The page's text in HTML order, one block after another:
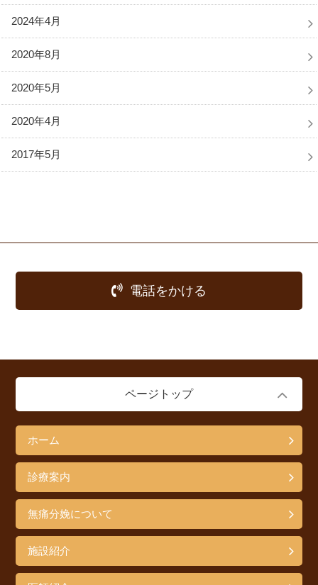
2024年4月
2020年8月
2020年5月
2020年4月
2017年5月
電話をかける
ページトップ
ホーム
診療案内
無痛分娩について
施設紹介